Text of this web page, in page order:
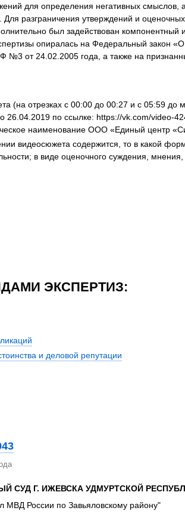
для определения негативных смыслов,
разграничения утверждений и оценочных
был задействован
опиралась на Федеральный закон
от 24.02.2005 года, а также на
(на отрезках с 00:00 до 00:27 и с 05:59
26.04.2019 по ссылке: https://vk.com/video-
наименование ООО «Единый центр
видеосюжета содержится, то в какой
в виде оценочного суждения,
ЭКСПЕРТИЗ:
и деловой репутации
СУД Г. ИЖЕВСКА УДМУРТСКОЙ
МВД России по Завьяловскому району"